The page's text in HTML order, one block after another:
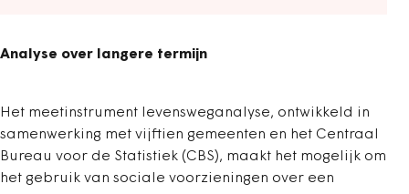
Analyse over langere termijn
Het meetinstrument levensweganalyse, ontwikkeld in
samenwerking met vijftien gemeenten en het Centraal
Bureau voor de Statistiek (CBS), maakt het mogelijk om
het gebruik van sociale voorzieningen over een